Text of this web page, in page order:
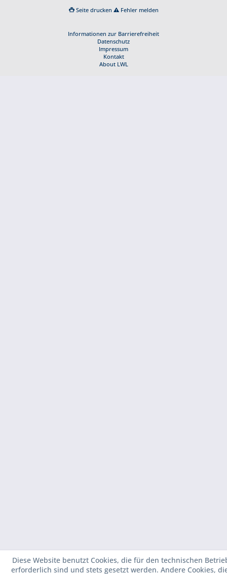
Seite drucken Fehler melden
Informationen zur Barrierefreiheit
Datenschutz
Impressum
Kontakt
About LWL
Diese Website benutzt Cookies, die für den technischen
erforderlich sind und stets gesetzt werden. Andere Cookies,